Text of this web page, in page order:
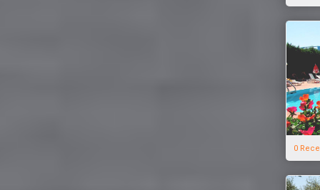
0